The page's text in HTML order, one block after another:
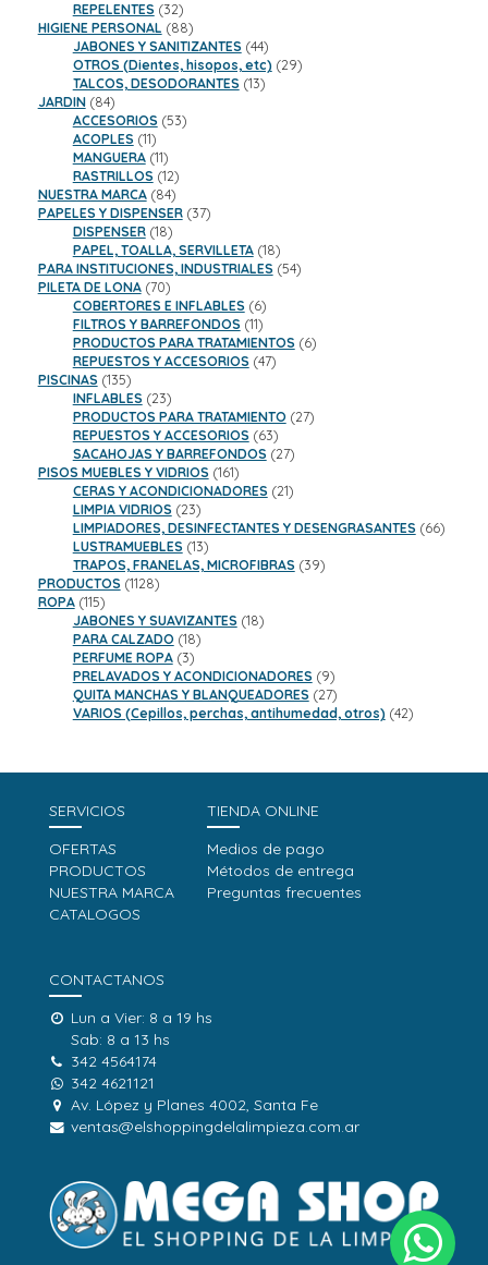
REPELENTES 3232
productos
HIGIENE PERSONAL 8888
productos
JABONES Y SANITIZANTES 4444
productos
OTROS (Dientes, hisopos, etc) 2929
TALCOS, DESODORANTES 1313
JARDIN 8484
productos
ACCESORIOS 5353
ACOPLES 1111
productos
MANGUERA 1111
productos
RASTRILLOS 1212
productos
NUESTRA MARCA 8484
productos
PAPELES Y DISPENSER 3737
DISPENSER 1818
productos
PAPEL, TOALLA, SERVILLETA 1818
productos
PARA INSTITUCIONES, INDUSTRIALES 5454
PILETA DE LONA 7070
productos
COBERTORES E INFLABLES 66
productos
FILTROS Y BARREFONDOS 1111
productos
PRODUCTOS PARA TRATAMIENTOS 66
REPUESTOS Y ACCESORIOS 4747
PISCINAS 135135
productos
INFLABLES 2323
productos
PRODUCTOS PARA TRATAMIENTO 2727
REPUESTOS Y ACCESORIOS 6363
productos
SACAHOJAS Y BARREFONDOS 2727
PISOS MUEBLES Y VIDRIOS 161161
productos
CERAS Y ACONDICIONADORES 2121
LIMPIA VIDRIOS 2323
productos
LIMPIADORES, DESINFECTANTES Y DESENGRASANTES 6666
LUSTRAMUEBLES 1313
productos
TRAPOS, FRANELAS, MICROFIBRAS 3939
PRODUCTOS 11281128
ROPA 115115
productos
JABONES Y SUAVIZANTES 1818
PARA CALZADO 1818
PERFUME ROPA 33
productos
PRELAVADOS Y ACONDICIONADORES 99
productos
QUITA MANCHAS Y BLANQUEADORES 2727
productos
VARIOS (Cepillos, perchas, antihumedad, otros) 4242
SERVICIOS
OFERTAS
PRODUCTOS
NUESTRA MARCA
CATALOGOS
TIENDA ONLINE
Medios de pago
Métodos de entrega
Preguntas frecuentes
CONTACTANOS
Lun a Vier: 8 a 19 hs
Sab: 8 a 13 hs
342 4564174
342 4621121
Av. López y Planes 4002, Santa Fe
ventas@elshoppingdelalimpieza.com.ar